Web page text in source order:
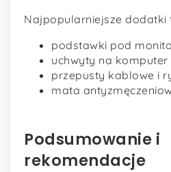
Najpopularniejsze dodatki
podstawki pod
uchwyty na komputer
przepusty kablowe i
mata
Podsumowanie i
rekomendacje